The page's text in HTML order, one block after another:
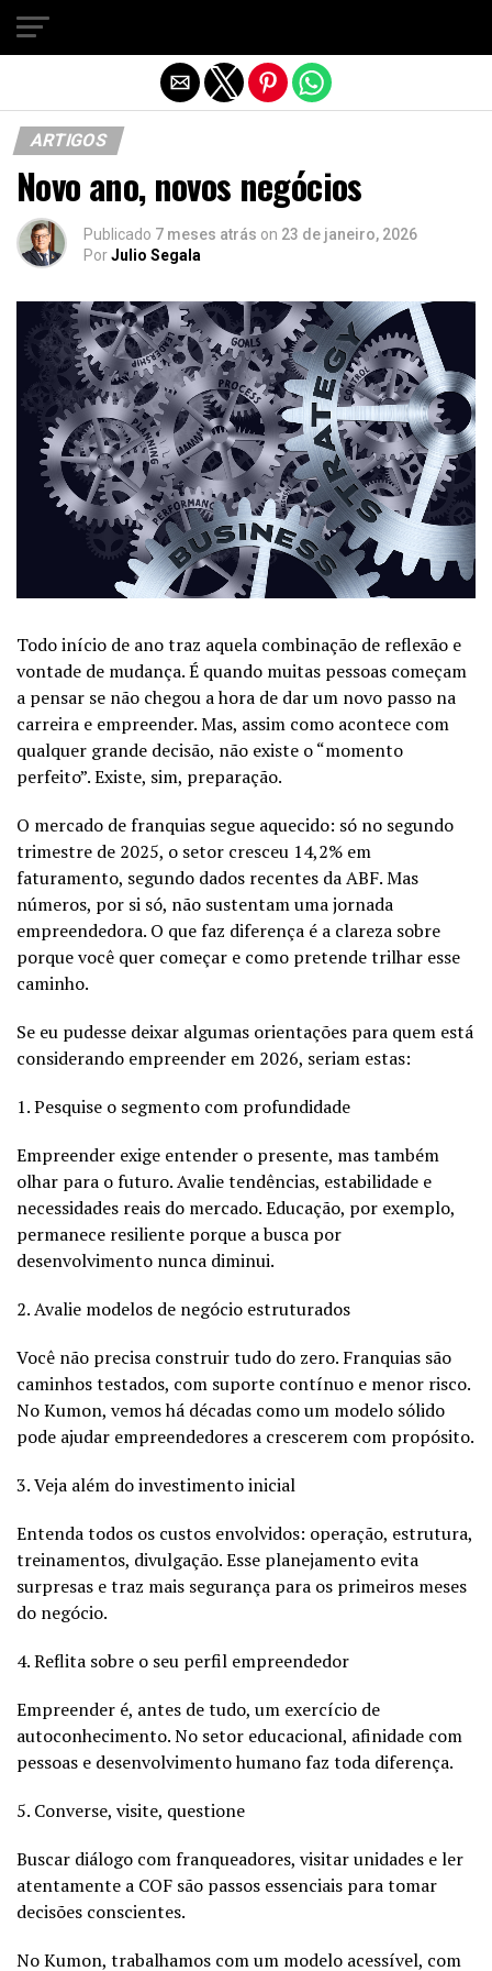
ARTIGOS
Novo ano, novos negócios
Publicado 7 meses atrás on 23 de janeiro, 2026
PorJulio Segala
Todo início de ano traz aquela combinação de reflexão e
vontade de mudança. É quando muitas pessoas começam
a pensar se não chegou a hora de dar um novo passo na
carreira e empreender. Mas, assim como acontece com
qualquer grande decisão, não existe o “momento
perfeito”. Existe, sim, preparação.
O mercado de franquias segue aquecido: só no segundo
trimestre de 2025, o setor cresceu 14,2% em
faturamento, segundo dados recentes da ABF. Mas
números, por si só, não sustentam uma jornada
empreendedora. O que faz diferença é a clareza sobre
porque você quer começar e como pretende trilhar esse
caminho.
Se eu pudesse deixar algumas orientações para quem está
considerando empreender em 2026, seriam estas:
1. Pesquise o segmento com profundidade
Empreender exige entender o presente, mas também
olhar para o futuro. Avalie tendências, estabilidade e
necessidades reais do mercado. Educação, por exemplo,
permanece resiliente porque a busca por
desenvolvimento nunca diminui.
2. Avalie modelos de negócio estruturados
Você não precisa construir tudo do zero. Franquias são
caminhos testados, com suporte contínuo e menor risco.
No Kumon, vemos há décadas como um modelo sólido
pode ajudar empreendedores a crescerem com propósito.
3. Veja além do investimento inicial
Entenda todos os custos envolvidos: operação, estrutura,
treinamentos, divulgação. Esse planejamento evita
surpresas e traz mais segurança para os primeiros meses
do negócio.
4. Reflita sobre o seu perfil empreendedor
Empreender é, antes de tudo, um exercício de
autoconhecimento. No setor educacional, afinidade com
pessoas e desenvolvimento humano faz toda diferença.
5. Converse, visite, questione
Buscar diálogo com franqueadores, visitar unidades e ler
atentamente a COF são passos essenciais para tomar
decisões conscientes.
No Kumon, trabalhamos com um modelo acessível, com